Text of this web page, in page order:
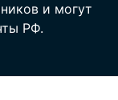
и могут
РФ.